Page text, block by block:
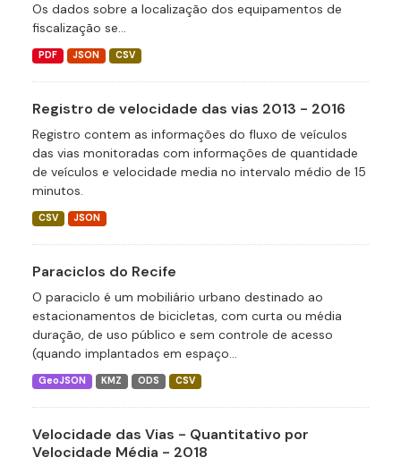
Os dados sobre a localização dos equipamentos de
fiscalização se...
PDF JSON CSV
Registro de velocidade das vias 2013 - 2016
Registro contem as informações do fluxo de veículos
das vias monitoradas com informações de quantidade
de veículos e velocidade media no intervalo médio de 15
minutos.
CSV JSON
Paraciclos do Recife
O paraciclo é um mobiliário urbano destinado ao
estacionamentos de bicicletas, com curta ou média
duração, de uso público e sem controle de acesso
(quando implantados em espaço...
GeoJSON KMZ ODS CSV
Velocidade das Vias - Quantitativo por
Velocidade Média - 2018